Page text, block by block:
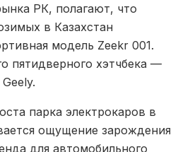
РК, полагают, что
в Казахстан
модель Zeekr 001.
пятидверного хэтчбека —
парка электрокаров в
ощущение зарождения
для автомобильного